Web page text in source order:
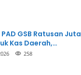
GSB Ratusan Juta
Kas Daerah,
Panggil Pihak
258